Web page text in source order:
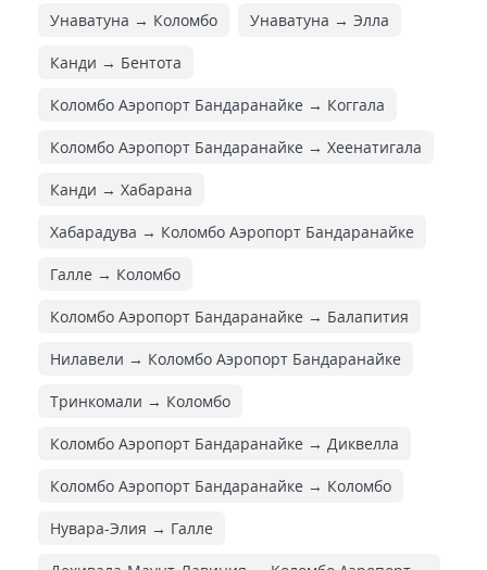
Унаватуна → Коломбо Унаватуна → Элла
Канди → Бентота
Коломбо Аэропорт Бандаранайке → Коггала
Коломбо Аэропорт Бандаранайке → Хеенатигала
Канди → Хабарана
Хабарадува → Коломбо Аэропорт Бандаранайке
Галле → Коломбо
Коломбо Аэропорт Бандаранайке → Балапития
Нилавели → Коломбо Аэропорт Бандаранайке
Тринкомали → Коломбо
Коломбо Аэропорт Бандаранайке → Диквелла
Коломбо Аэропорт Бандаранайке → Коломбо
Нувара-Элия → Галле